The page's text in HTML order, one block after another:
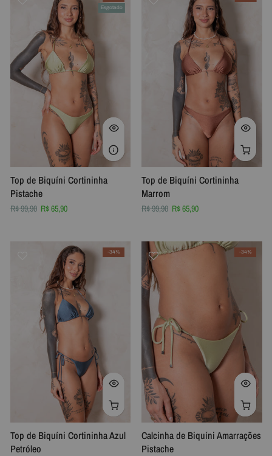
Esgotado
Top de Biquíni Cortininha
Pistache
R$ 99,90 R$ 65,90
Top de Biquíni Cortininha
Marrom
R$ 99,90 R$ 65,90
-34%
Top de Biquíni Cortininha Azul
Petróleo
-34%
Calcinha de Biquíni Amarrações
Pistache